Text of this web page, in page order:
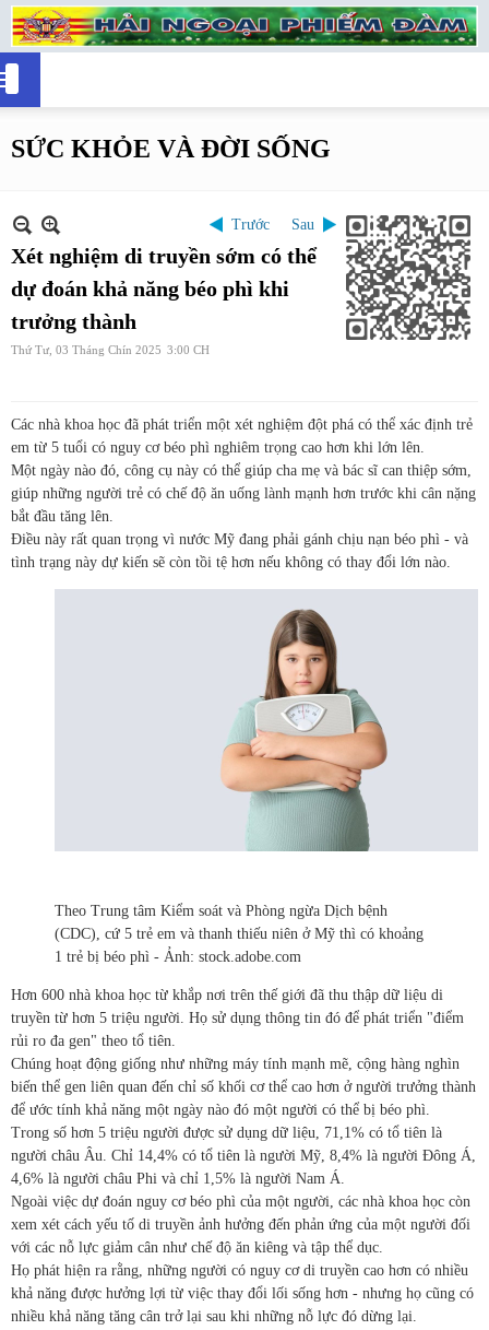
SỨC KHỎE VÀ ĐỜI SỐNG
Trước Sau
Xét nghiệm di truyền sớm có thể
dự đoán khả năng béo phì khi
trưởng thành
Thứ Tư, 03 Tháng Chín 2025 3:00 CH
Các nhà khoa học đã phát triển một xét nghiệm đột phá có thể xác định trẻ
em từ 5 tuổi có nguy cơ béo phì nghiêm trọng cao hơn khi lớn lên.
Một ngày nào đó, công cụ này có thể giúp cha mẹ và bác sĩ can thiệp sớm,
giúp những người trẻ có chế độ ăn uống lành mạnh hơn trước khi cân nặng
bắt đầu tăng lên.
Điều này rất quan trọng vì nước Mỹ đang phải gánh chịu nạn béo phì - và
tình trạng này dự kiến ​​sẽ còn tồi tệ hơn nếu không có thay đổi lớn nào.
Theo Trung tâm Kiểm soát và Phòng ngừa Dịch bệnh
(CDC), cứ 5 trẻ em và thanh thiếu niên ở Mỹ thì có khoảng
1 trẻ bị béo phì - Ảnh: stock.adobe.com
Hơn 600 nhà khoa học từ khắp nơi trên thế giới đã thu thập dữ liệu di
truyền từ hơn 5 triệu người. Họ sử dụng thông tin đó để phát triển "điểm
rủi ro đa gen" theo tổ tiên.
Chúng hoạt động giống như những máy tính mạnh mẽ, cộng hàng nghìn
biến thể gen liên quan đến chỉ số khối cơ thể cao hơn ở người trưởng thành
để ước tính khả năng một ngày nào đó một người có thể bị béo phì.
Trong số hơn 5 triệu người được sử dụng dữ liệu, 71,1% có tổ tiên là
người châu Âu. Chỉ 14,4% có tổ tiên là người Mỹ, 8,4% là người Đông Á,
4,6% là người châu Phi và chỉ 1,5% là người Nam Á.
Ngoài việc dự đoán nguy cơ béo phì của một người, các nhà khoa học còn
xem xét cách yếu tố di truyền ảnh hưởng đến phản ứng của một người đối
với các nỗ lực giảm cân như chế độ ăn kiêng và tập thể dục.
Họ phát hiện ra rằng, những người có nguy cơ di truyền cao hơn có nhiều
khả năng được hưởng lợi từ việc thay đổi lối sống hơn - nhưng họ cũng có
nhiều khả năng tăng cân trở lại sau khi những nỗ lực đó dừng lại.